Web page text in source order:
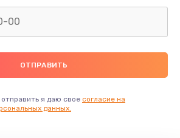
Нет звука
Не видит флешку
400 руб.
я даю свое согласие на
данных.